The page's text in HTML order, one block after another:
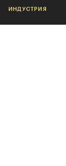
ИНДУСТРИЯ